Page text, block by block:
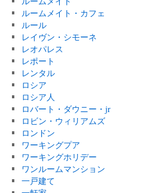
ルームメイト・カフェ
ルール
レイヴン・シモーネ
レオパレス
レポート
レンタル
ロシア
ロシア人
ロバート・ダウニー・jr
ロビン・ウィリアムズ
ロンドン
ワーキングプア
ワーキングホリデー
ワンルームマンション
一戸建て